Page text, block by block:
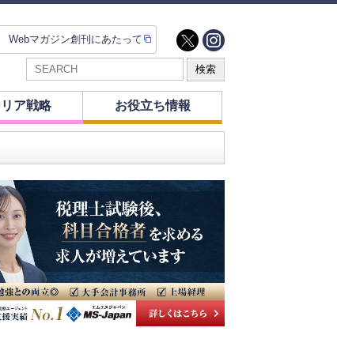
Webマガジン創刊にあたって
ア戦略 お役立ち情報